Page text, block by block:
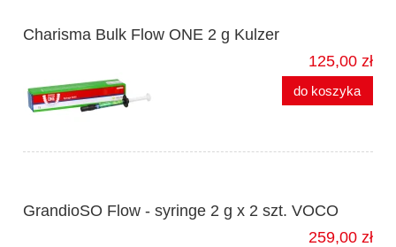
Charisma Bulk Flow ONE 2 g Kulzer
125,00 zł
do koszyka
GrandioSO Flow - syringe 2 g x 2 szt. VOCO
259,00 zł